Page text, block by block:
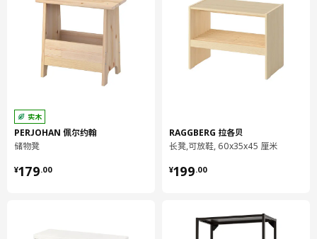
实木
PERJOHAN 佩尔约翰
储物凳
¥179.00
¥ 179.00
RAGGBERG 拉各贝
长凳,可放鞋, 60x35x45 厘米
¥199.00
¥ 199.00